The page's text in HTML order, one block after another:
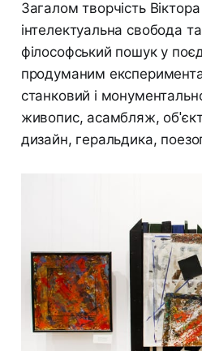
Загалом творчість
інтелектуальна свобода
філософський пошук у
продуманим
станковий і
живопис, асамбляж,
дизайн, геральдика,